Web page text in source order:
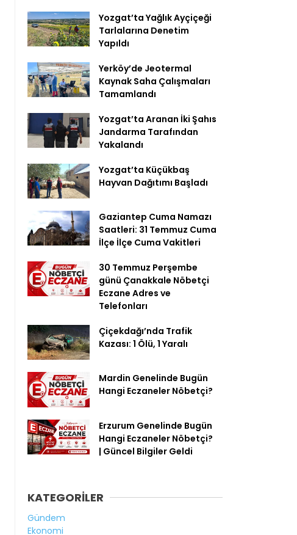
Yozgat’ta Yağlık Ayçiçeği
Tarlalarına Denetim
Yapıldı
Yerköy’de Jeotermal
Kaynak Saha Çalışmaları
Tamamlandı
Yozgat’ta Aranan İki Şahıs
Jandarma Tarafından
Yakalandı
Yozgat’ta Küçükbaş
Hayvan Dağıtımı Başladı
Gaziantep Cuma Namazı
Saatleri: 31 Temmuz Cuma
İlçe İlçe Cuma Vakitleri
30 Temmuz Perşembe
günü Çanakkale Nöbetçi
Eczane Adres ve
Telefonları
Çiçekdağı’nda Trafik
Kazası: 1 Ölü, 1 Yaralı
Mardin Genelinde Bugün
Hangi Eczaneler Nöbetçi?
Erzurum Genelinde Bugün
Hangi Eczaneler Nöbetçi?
| Güncel Bilgiler Geldi
KATEGORİLER
Gündem
Ekonomi